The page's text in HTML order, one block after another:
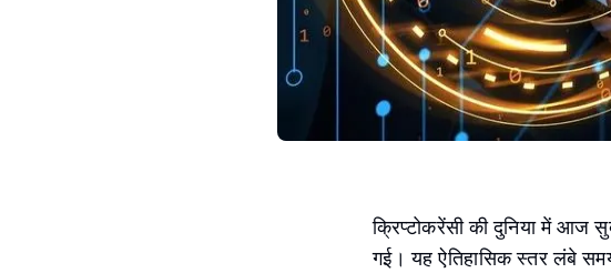
क्रिप्टोकरेंसी की दुनिया में आज
गई। यह ऐतिहासिक स्तर लंबे